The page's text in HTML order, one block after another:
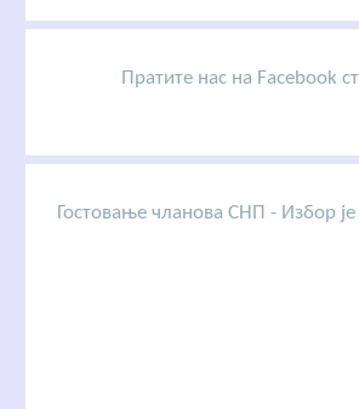
Пратите нас на Facebook
Гостовање чланова СНП - Избор